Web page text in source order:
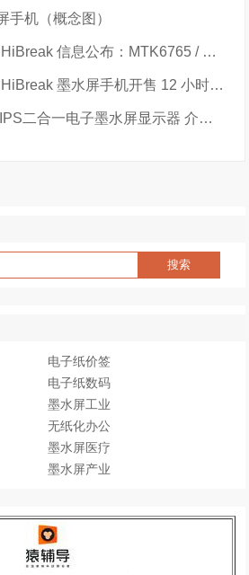
手机（概念图）
信息公布：MTK6765 / 天玑 900，219 美元起
墨水屏手机开售 12 小时总销量超 880 单
二合一电子墨水屏显示器 介绍视频
电子纸价签
电子纸数码
墨水屏工业
无纸化办公
墨水屏医疗
墨水屏产业